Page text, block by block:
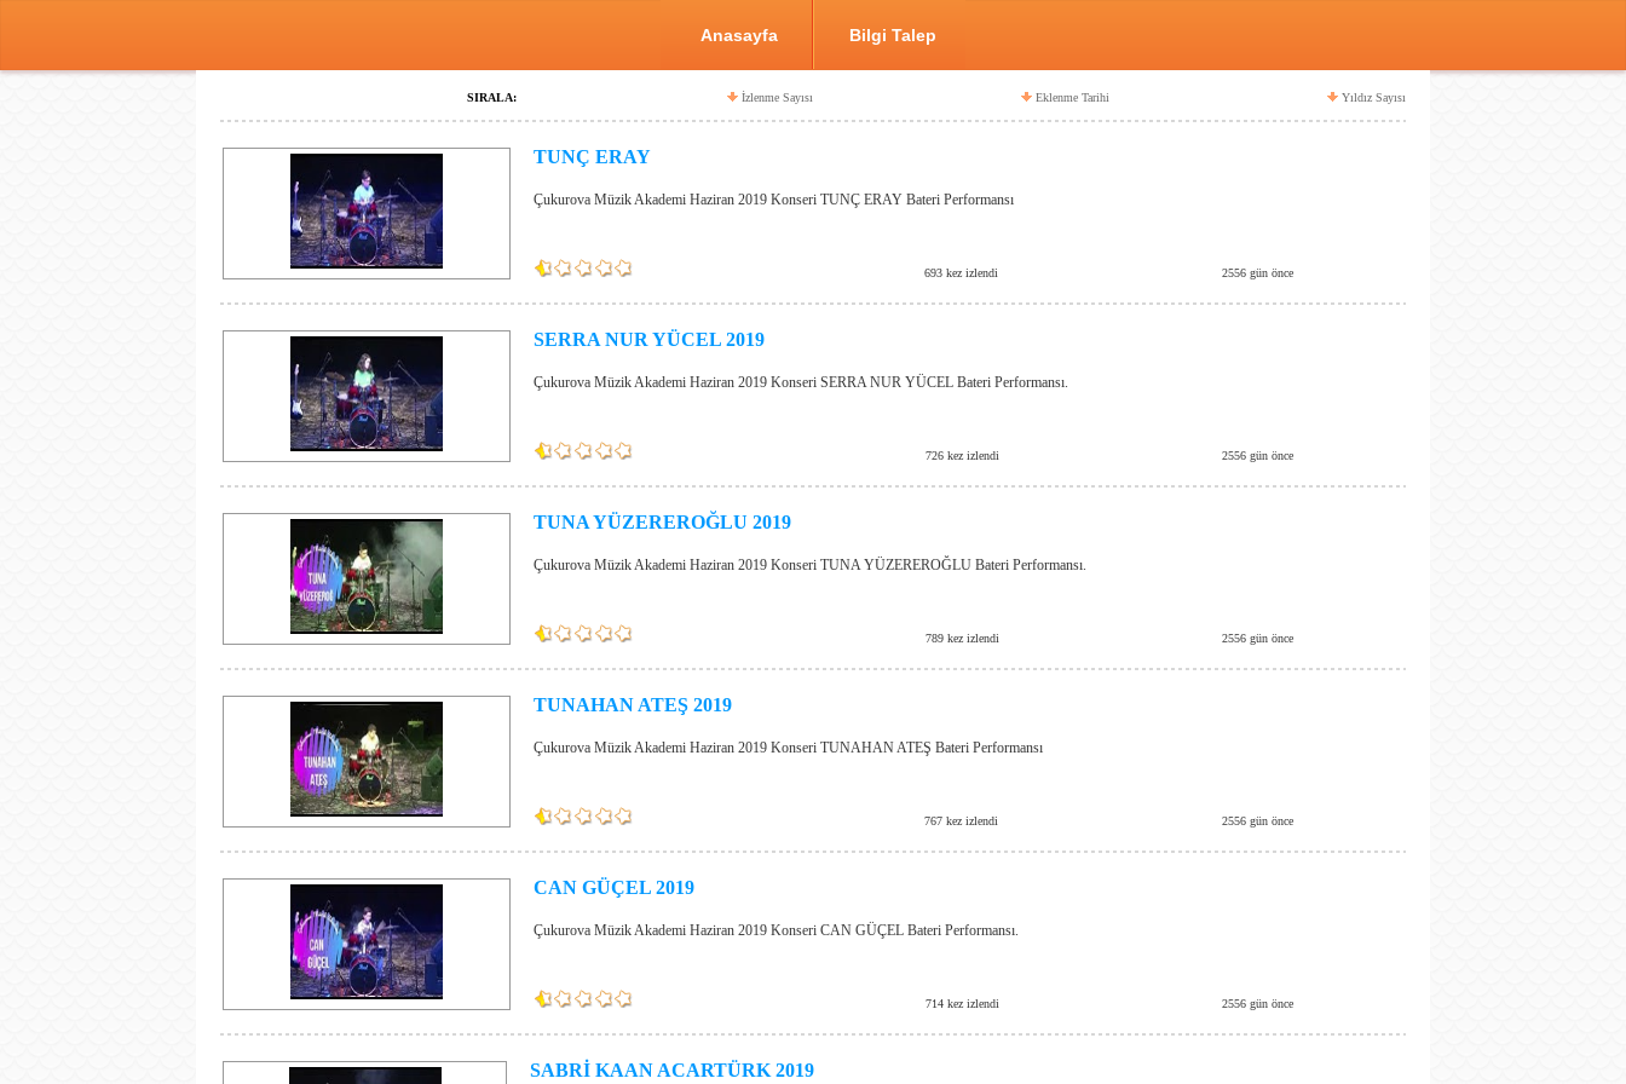
Anasayfa Bilgi Talep
SIRALA: İzlenme Sayısı Eklenme Tarihi Yıldız Sayısı
TUNÇ ERAY
Çukurova Müzik Akademi Haziran 2019 Konseri TUNÇ ERAY Bateri Performansı
693 kez izlendi 2556 gün önce
SERRA NUR YÜCEL 2019
Çukurova Müzik Akademi Haziran 2019 Konseri SERRA NUR YÜCEL Bateri Performansı.
726 kez izlendi 2556 gün önce
TUNA YÜZEREROĞLU 2019
Çukurova Müzik Akademi Haziran 2019 Konseri TUNA YÜZEREROĞLU Bateri Performansı.
789 kez izlendi 2556 gün önce
TUNAHAN ATEŞ 2019
Çukurova Müzik Akademi Haziran 2019 Konseri TUNAHAN ATEŞ Bateri Performansı
767 kez izlendi 2556 gün önce
CAN GÜÇEL 2019
Çukurova Müzik Akademi Haziran 2019 Konseri CAN GÜÇEL Bateri Performansı.
714 kez izlendi 2556 gün önce
SABRİ KAAN ACARTÜRK 2019